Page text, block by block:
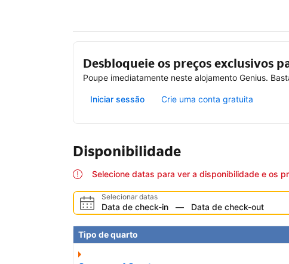
Desbloqueie os preços exclusivos
Poupe imediatamente neste alojamento Genius.
Iniciar sessão Crie uma conta gratuita
Disponibilidade
Selecione datas para ver a disponibilidade e os
Selecionar datas
Data de check-in — Data de check-out
Tipo de quarto